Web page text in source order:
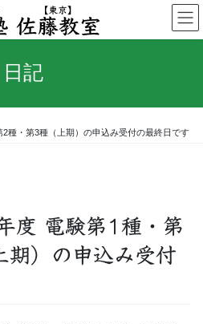
日記
種・第3種（上期）の申込み受付の最終日です
度 電験第1種・第
）の申込み受付